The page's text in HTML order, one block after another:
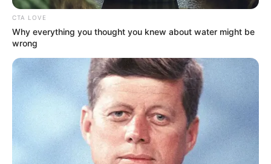
CTA LOVE
Why everything you thought you knew about water might be
wrong